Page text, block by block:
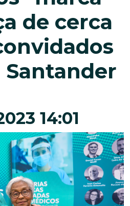
de cerca
Santander
14:01